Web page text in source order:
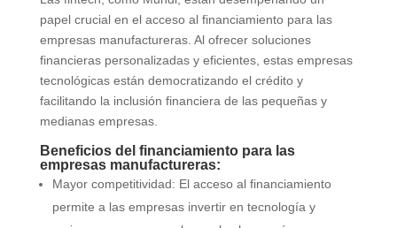
papel crucial en el acceso al financiamiento para las
empresas manufactureras. Al ofrecer soluciones
financieras personalizadas y eficientes, estas empresas
tecnológicas están democratizando el crédito y
facilitando la inclusión financiera de las pequeñas y
medianas empresas.
Beneficios del financiamiento para las
empresas manufactureras:
Mayor competitividad: El acceso al financiamiento
permite a las empresas invertir en tecnología y